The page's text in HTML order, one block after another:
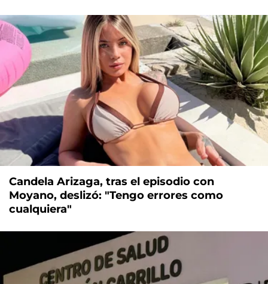
Candela Arizaga, tras el episodio con
Moyano, deslizó: "Tengo errores como
cualquiera"